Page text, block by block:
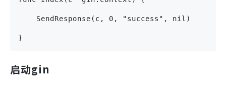
    SendResponse(c, 0, "success", nil)
}
启动gin